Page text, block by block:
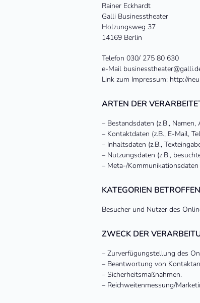
Rainer Eckhardt
Galli Businesstheater
Holzungsweg 37
14169 Berlin
Telefon 030/ 275 80 630
e-Mail
Link zum Impressum: http://
ARTEN DER
– Bestandsdaten (z.B., Namen,
– Kontaktdaten (z.B., E-Mail,
– Inhaltsdaten (z.B.,
– Nutzungsdaten (z.B.,
– Meta-/Kommunikationsdaten
KATEGORIEN
Besucher und Nutzer des
ZWECK DER
– Zurverfügungstellung des
– Beantwortung von
– Sicherheitsmaßnahmen.
– Reichweitenmessung/